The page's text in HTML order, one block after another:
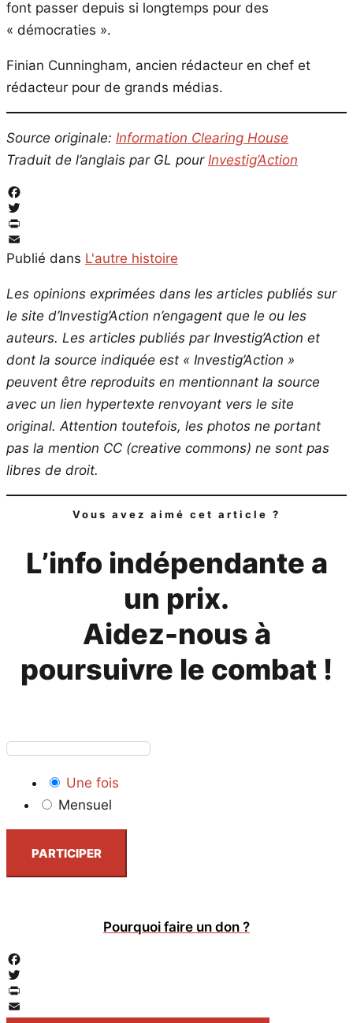
font passer depuis si longtemps pour des
« démocraties ».
Finian Cunningham, ancien rédacteur en chef et
rédacteur pour de grands médias.
Source originale: Information Clearing House
Traduit de l’anglais par GL pour Investig’Action
Facebook
Twitter
PrintFriendly
Email
Publié dans L'autre histoire
Les opinions exprimées dans les articles publiés sur
le site d’Investig’Action n’engagent que le ou les
auteurs. Les articles publiés par Investig’Action et
dont la source indiquée est « Investig’Action »
peuvent être reproduits en mentionnant la source
avec un lien hypertexte renvoyant vers le site
original. Attention toutefois, les photos ne portant
pas la mention CC (creative commons) ne sont pas
libres de droit.
Vous avez aimé cet article ?
L’info indépendante a
un prix.
Aidez-nous à
poursuivre le combat !
Une fois
Mensuel
PARTICIPER
Pourquoi faire un don ?
Facebook
Twitter
PrintFriendly